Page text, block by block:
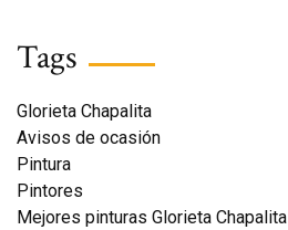
Tags
Glorieta Chapalita
Avisos de ocasión
Pintura
Pintores
Mejores pinturas Glorieta Chapalita